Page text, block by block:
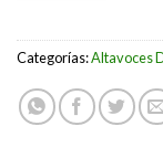
Categorías:Altavoces